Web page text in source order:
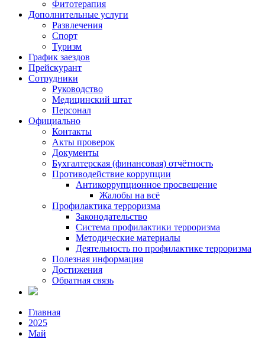
Фитотерапия
Дополнительные услуги
Развлечения
Спорт
Туризм
График заездов
Прейскурант
Сотрудники
Руководство
Медицинский штат
Персонал
Официально
Контакты
Акты проверок
Документы
Бухгалтерская (финансовая) отчётность
Противодействие коррупции
Антикоррупционное просвещение
Жалобы на всё
Профилактика терроризма
Законодательство
Система профилактики терроризма
Методические материалы
Деятельность по профилактике терроризма
Полезная информация
Достижения
Обратная связь
Главная
2025
Май